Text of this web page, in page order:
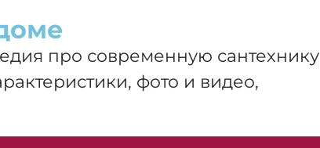
про современную сантехнику
фото и видео,